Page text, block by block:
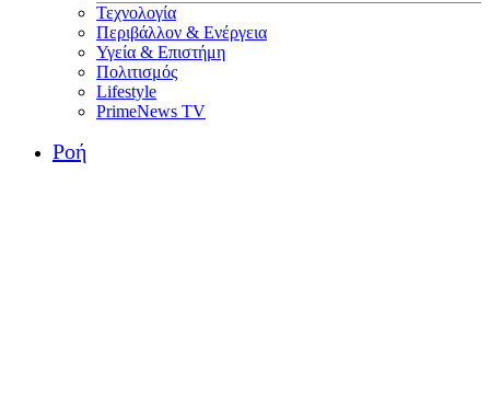
Τεχνολογία
Περιβάλλον & Ενέργεια
Υγεία & Επιστήμη
Πολιτισμός
Lifestyle
PrimeNews TV
Ροή